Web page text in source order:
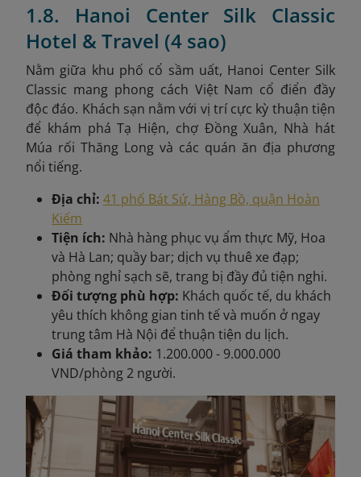
1.8. Hanoi Center Silk Classic
Hotel & Travel (4 sao)
Nằm giữa khu phố cổ sầm uất, Hanoi Center Silk
Classic mang phong cách Việt Nam cổ điển đầy
độc đáo. Khách sạn nằm với vị trí cực kỳ thuận tiện
để khám phá Tạ Hiện, chợ Đồng Xuân, Nhà hát
Múa rối Thăng Long và các quán ăn địa phương
nổi tiếng.
Địa chỉ: 41 phố Bát Sứ, Hàng Bồ, quận Hoàn
Kiếm
Tiện ích: Nhà hàng phục vụ ẩm thực Mỹ, Hoa
và Hà Lan; quầy bar; dịch vụ thuê xe đạp;
phòng nghỉ sạch sẽ, trang bị đầy đủ tiện nghi.
Đối tượng phù hợp: Khách quốc tế, du khách
yêu thích không gian tinh tế và muốn ở ngay
trung tâm Hà Nội để thuận tiện du lịch.
Giá tham khảo: 1.200.000 - 9.000.000
VND/phòng 2 người.